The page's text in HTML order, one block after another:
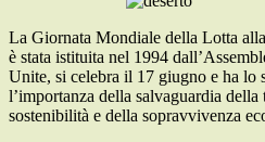
La Giornata Mondiale della Lotta
è stata istituita nel 1994
Unite, si celebra il 17 giugno e ha lo
l’importanza della salvaguardia
sostenibilità e della sopravvivenza